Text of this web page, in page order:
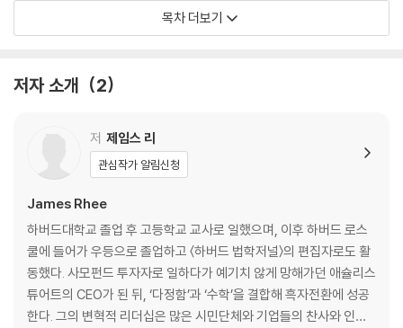
7장 호의/영업권
3막: 기쁨
8장 측정
9장 유대
10장 반향
코다
목차 더보기
저자 소개 2
저 제임스 리
관심작가 알림신청
James Rhee
하버드대학교 졸업 후 고등학교 교사로 일했으며, 이후 하버드 로스
쿨에 들어가 우등으로 졸업하고 〈하버드 법학저널〉의 편집자로도 활
동했다. 사모펀드 투자자로 일하다가 예기치 않게 망해가던 애슐리스
튜어트의 CEO가 된 뒤, ‘다정함’과 ‘수학’을 결합해 흑자전환에 성공
한다. 그의 변혁적 리더십은 많은 시민단체와 기업들의 찬사와 인정